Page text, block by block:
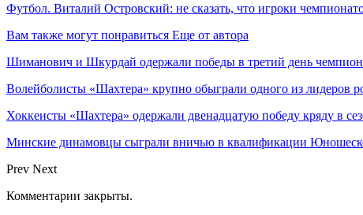
Футбол. Виталий Островский: не сказать, что игроки
Вам также могут понравиться Еще от автора
Шиманович и Шкурдай одержали победы в третий день
Волейболисты «Шахтера» крупно обыграли одного из лидеров
Хоккеисты «Шахтера» одержали двенадцатую победу кряду в
Минские динамовцы сыграли вничью в квалификации
Prev Next
Комментарии закрыты.